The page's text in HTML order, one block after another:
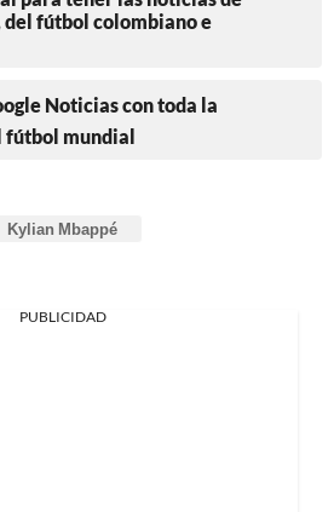
del fútbol colombiano e
Noticias con toda la
fútbol mundial
Kylian Mbappé
PUBLICIDAD